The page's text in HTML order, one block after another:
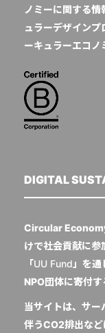
ノミーに関する情
ュラーデザイン
ーキュラーエコノ
DIGITAL
Circular
けで社会貢献に参
「UU Fund 」を
NPO団体に寄付す
当サイトは、サー
伴うCO2排出な